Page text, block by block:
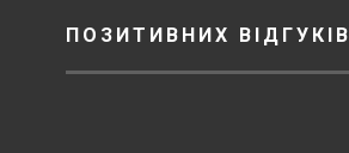
ПОЗИТИВНИХ ВІДГУКІВ